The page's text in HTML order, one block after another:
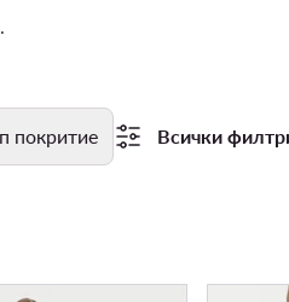
покритие Всички